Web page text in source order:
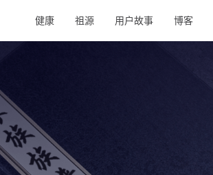
健康 祖源 用户故事 博客